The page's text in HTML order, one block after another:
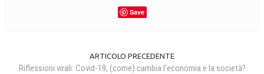
Save
ARTICOLO PRECEDENTE
Riflessioni virali: Covid-19, (come) cambia l'economia e la società?